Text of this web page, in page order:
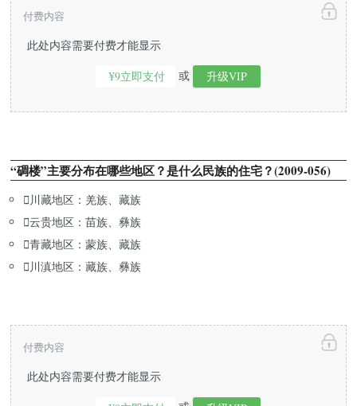
此处内容需要付费才能显示
¥9立即支付 或 升级VIP
付费内容
“碉楼”主要分布在哪些地区？是什么民族的住宅？(2009-056)
川藏地区：羌族、藏族
云贵地区：苗族、彝族
青藏地区：蒙族、藏族
川滇地区：藏族、彝族
此处内容需要付费才能显示
付费内容